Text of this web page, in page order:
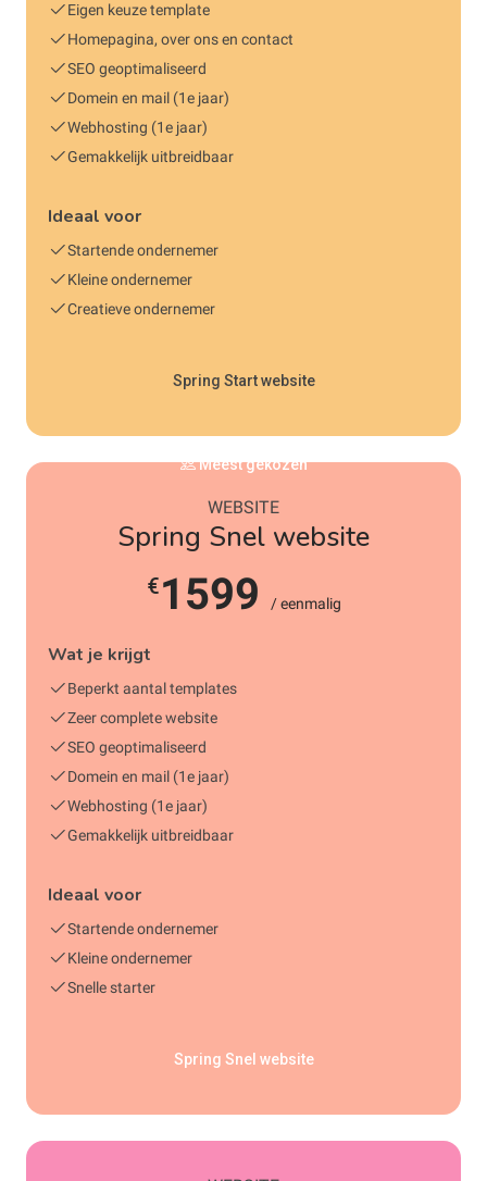
Eigen keuze template
Homepagina, over ons en contact
SEO geoptimaliseerd
Domein en mail (1e jaar)
Webhosting (1e jaar)
Gemakkelijk uitbreidbaar
Ideaal voor
Startende ondernemer
Kleine ondernemer
Creatieve ondernemer
Spring Start website
Meest gekozen
WEBSITE
Spring Snel website
€1599 / eenmalig
Wat je krijgt
Beperkt aantal templates
Zeer complete website
SEO geoptimaliseerd
Domein en mail (1e jaar)
Webhosting (1e jaar)
Gemakkelijk uitbreidbaar
Ideaal voor
Startende ondernemer
Kleine ondernemer
Snelle starter
Spring Snel website